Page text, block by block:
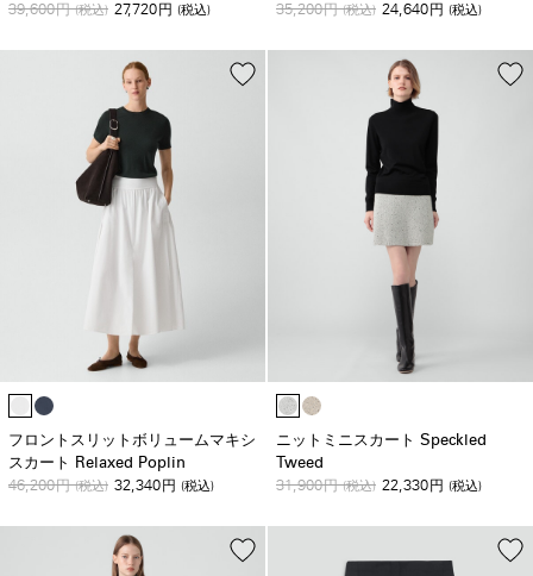
39,600円(税込) 27,720 円 (税込)
35,200円(税込) 24,640 円 (税込)
フロントスリットボリュームマキシ
スカート Relaxed Poplin
46,200円(税込) 32,340円 (税込)
ニットミニスカート Speckled
Tweed
31,900円(税込) 22,330円 (税込)